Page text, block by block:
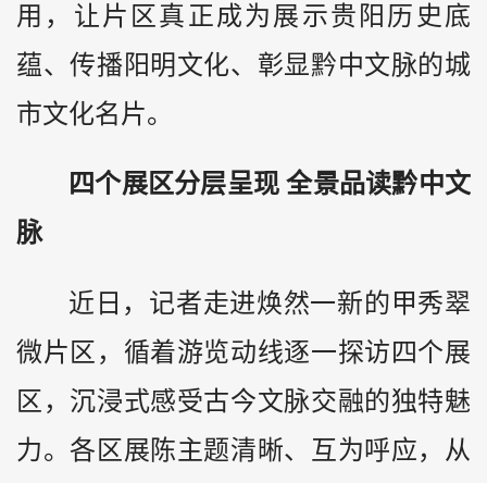
用，让片区真正成为展示贵阳历史底
蕴、传播阳明文化、彰显黔中文脉的城
市文化名片。
四个展区分层呈现 全景品读黔中文
脉
近日，记者走进焕然一新的甲秀翠
微片区，循着游览动线逐一探访四个展
区，沉浸式感受古今文脉交融的独特魅
力。各区展陈主题清晰、互为呼应，从